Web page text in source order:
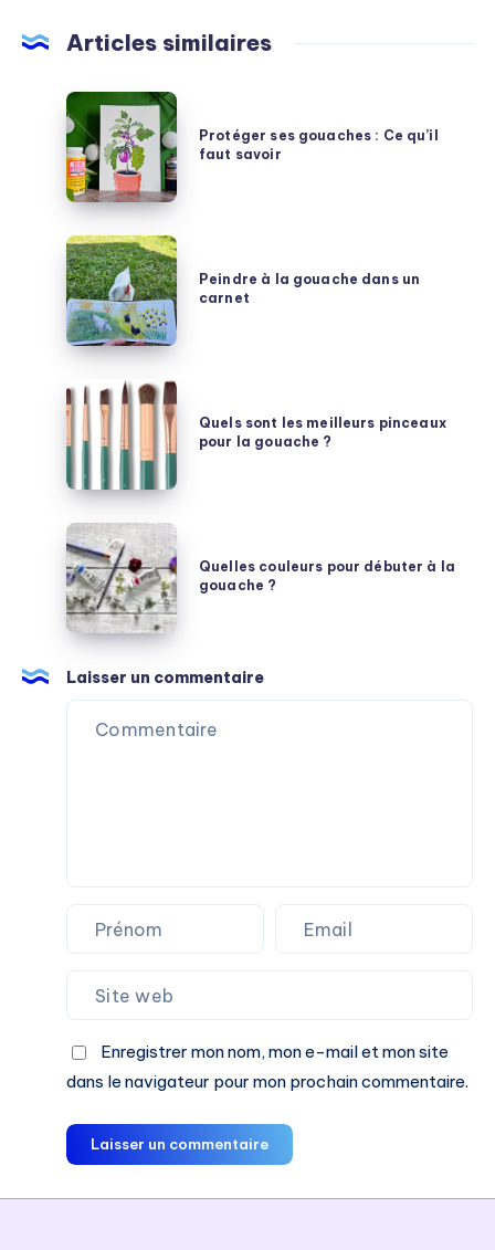
Articles similaires
Protéger
ses
gouaches
:
Ce
qu’il
faut
savoir
Protéger ses gouaches : Ce qu’il
faut savoir
Peindre
à
la
gouache
dans
un
carnet
Peindre à la gouache dans un
carnet
Quels
sont
les
meilleurs
pinceaux
pour
la
gouache
?
Quels sont les meilleurs pinceaux
pour la gouache ?
Quelles
couleurs
pour
débuter
la
gouache
Quelles couleurs pour débuter à la
gouache ?
Laisser un commentaire
Enregistrer mon nom, mon e-mail et mon site
dans le navigateur pour mon prochain commentaire.
Laisser un commentaire